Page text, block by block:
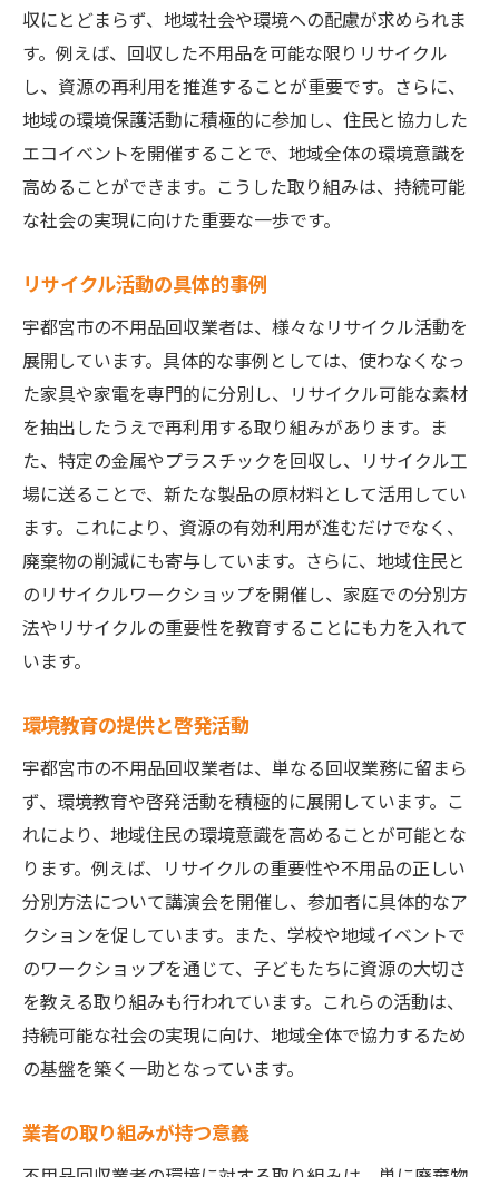
収にとどまらず、地域社会や環境への配慮が求められま
す。例えば、回収した不用品を可能な限りリサイクル
し、資源の再利用を推進することが重要です。さらに、
地域の環境保護活動に積極的に参加し、住民と協力した
エコイベントを開催することで、地域全体の環境意識を
高めることができます。こうした取り組みは、持続可能
な社会の実現に向けた重要な一歩です。
リサイクル活動の具体的事例
宇都宮市の不用品回収業者は、様々なリサイクル活動を
展開しています。具体的な事例としては、使わなくなっ
た家具や家電を専門的に分別し、リサイクル可能な素材
を抽出したうえで再利用する取り組みがあります。ま
た、特定の金属やプラスチックを回収し、リサイクル工
場に送ることで、新たな製品の原材料として活用してい
ます。これにより、資源の有効利用が進むだけでなく、
廃棄物の削減にも寄与しています。さらに、地域住民と
のリサイクルワークショップを開催し、家庭での分別方
法やリサイクルの重要性を教育することにも力を入れて
います。
環境教育の提供と啓発活動
宇都宮市の不用品回収業者は、単なる回収業務に留まら
ず、環境教育や啓発活動を積極的に展開しています。こ
れにより、地域住民の環境意識を高めることが可能とな
ります。例えば、リサイクルの重要性や不用品の正しい
分別方法について講演会を開催し、参加者に具体的なア
クションを促しています。また、学校や地域イベントで
のワークショップを通じて、子どもたちに資源の大切さ
を教える取り組みも行われています。これらの活動は、
持続可能な社会の実現に向け、地域全体で協力するため
の基盤を築く一助となっています。
業者の取り組みが持つ意義